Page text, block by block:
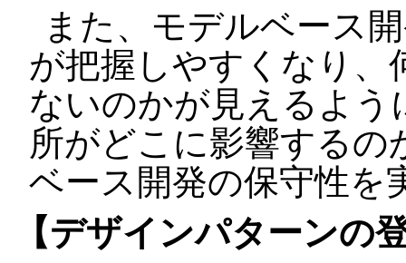
また、モデルベース
が把握しやすくなり
ないのかが見えるよう
所がどこに影響する
ベース開発の保守性を
【デザインパターンの